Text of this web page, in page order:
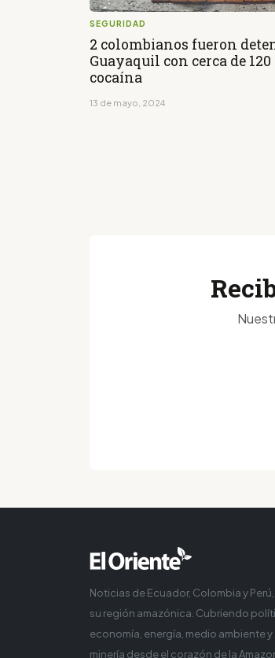
SEGURIDAD
2 colombianos fueron
Guayaquil con cerca de
cocaína
13 de mayo, 2024
Noticias de Ecuador, Colombia y Perú,
su región amazónica. Cubriendo
economía, energía, medio ambiente y
minería desde el corazón de la